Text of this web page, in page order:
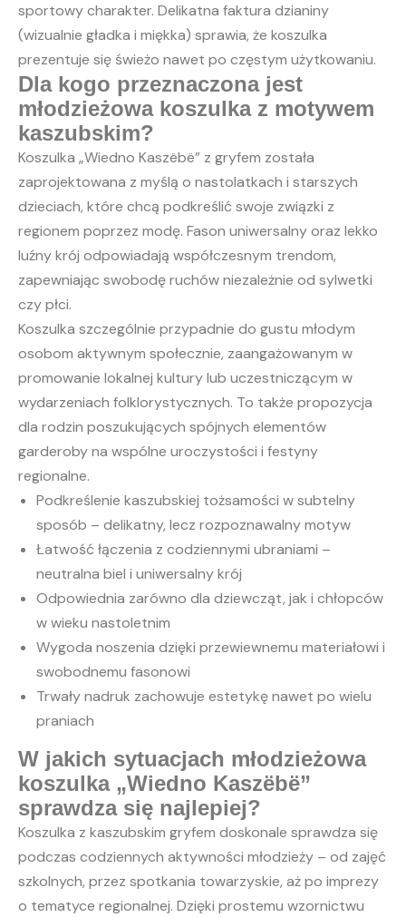
sportowy charakter. Delikatna faktura dzianiny
(wizualnie gładka i miękka) sprawia, że koszulka
prezentuje się świeżo nawet po częstym użytkowaniu.
Dla kogo przeznaczona jest
młodzieżowa koszulka z motywem
kaszubskim?
Koszulka „Wiedno Kaszëbë” z gryfem została
zaprojektowana z myślą o nastolatkach i starszych
dzieciach, które chcą podkreślić swoje związki z
regionem poprzez modę. Fason uniwersalny oraz lekko
luźny krój odpowiadają współczesnym trendom,
zapewniając swobodę ruchów niezależnie od sylwetki
czy płci.
Koszulka szczególnie przypadnie do gustu młodym
osobom aktywnym społecznie, zaangażowanym w
promowanie lokalnej kultury lub uczestniczącym w
wydarzeniach folklorystycznych. To także propozycja
dla rodzin poszukujących spójnych elementów
garderoby na wspólne uroczystości i festyny
regionalne.
Podkreślenie kaszubskiej tożsamości w subtelny
sposób – delikatny, lecz rozpoznawalny motyw
Łatwość łączenia z codziennymi ubraniami –
neutralna biel i uniwersalny krój
Odpowiednia zarówno dla dziewcząt, jak i chłopców
w wieku nastoletnim
Wygoda noszenia dzięki przewiewnemu materiałowi i
swobodnemu fasonowi
Trwały nadruk zachowuje estetykę nawet po wielu
praniach
W jakich sytuacjach młodzieżowa
koszulka „Wiedno Kaszëbë”
sprawdza się najlepiej?
Koszulka z kaszubskim gryfem doskonale sprawdza się
podczas codziennych aktywności młodzieży – od zajęć
szkolnych, przez spotkania towarzyskie, aż po imprezy
o tematyce regionalnej. Dzięki prostemu wzornictwu